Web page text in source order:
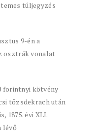
túljegyzés
9-én a
osztrák vonalat
forintnyi kötvény
tőzsdekrach után
1875. évi XLI.
lévő